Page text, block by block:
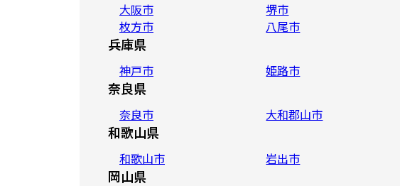
大阪市 堺市
枚方市
八尾市
兵庫県
神戸市 姫路市
奈良県
奈良市 大和郡山市
和歌山県
和歌山市 岩出市
岡山県